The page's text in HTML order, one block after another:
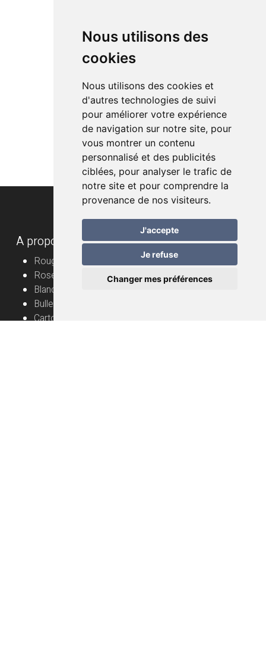
Nous utilisons des
cookies
Nous utilisons des cookies et
d'autres technologies de suivi
pour améliorer votre expérience
de navigation sur notre site, pour
vous montrer un contenu
personnalisé et des publicités
ciblées, pour analyser le trafic de
notre site et pour comprendre la
provenance de nos visiteurs.
J'accepte
Je refuse
Changer mes préférences
A propos
Rouge
Rosé
Blanc
Bulles
Cartons